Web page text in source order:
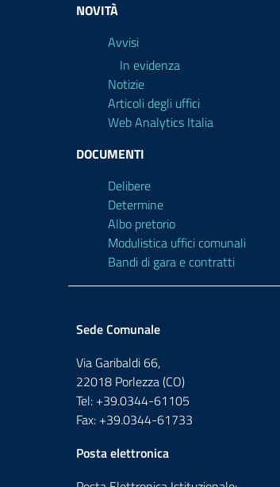
NOVITÀ
Avvisi
In evidenza
Notizie
Articoli degli uffici
Web Analytics Italia
DOCUMENTI
Delibere
Determine
Albo pretorio
Modulistica uffici comunali
Bandi di gara e contratti
Sede Comunale
Via Garibaldi 66,
22018 Porlezza (CO)
Tel: +39.0344-61105
Fax: +39.0344-61733
Posta elettronica